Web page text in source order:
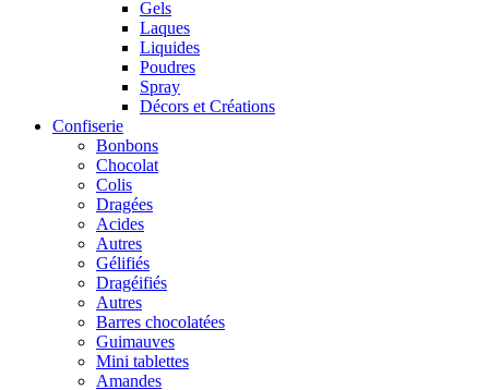
Gels
Laques
Liquides
Poudres
Spray
Décors et Créations
Confiserie
Bonbons
Chocolat
Colis
Dragées
Acides
Autres
Gélifiés
Dragéifiés
Autres
Barres chocolatées
Guimauves
Mini tablettes
Amandes